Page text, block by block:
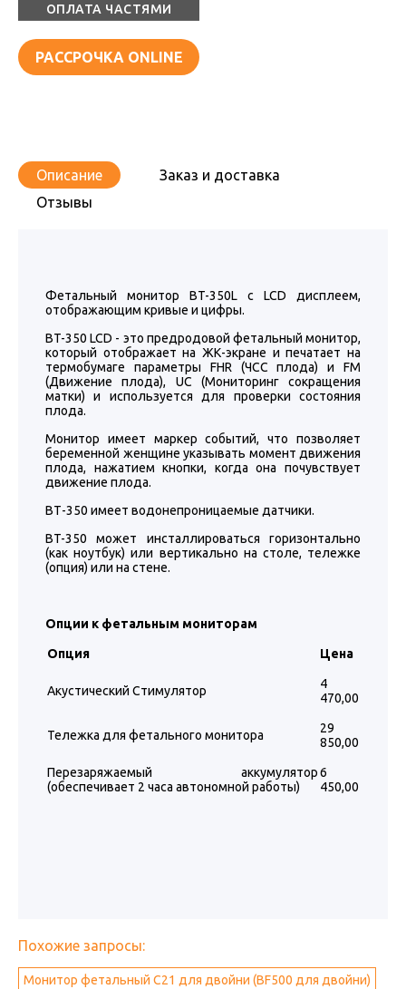
ОПЛАТА ЧАСТЯМИ
РАССРОЧКА ONLINE
Описание
Заказ и доставка
Отзывы
Фетальный монитор BT-350L с LCD дисплеем,
отображающим кривые и цифры.
BT-350 LCD - это предродовой фетальный монитор,
который отображает на ЖК-экране и печатает на
термобумаге параметры FHR (ЧСС плода) и FM
(Движение плода), UC (Мониторинг сокращения
матки) и используется для проверки состояния
плода.
Монитор имеет маркер событий, что позволяет
беременной женщине указывать момент движения
плода, нажатием кнопки, когда она почувствует
движение плода.
ВТ-350 имеет водонепроницаемые датчики.
BT-350 может инсталлироваться горизонтально
(как ноутбук) или вертикально на столе, тележке
(опция) или на стене.
Опции к фетальным мониторам
Опция Цена
Акустический Стимулятор
4
470,00
Тележка для фетального монитора
29
850,00
Перезаряжаемый аккумулятор
(обеспечивает 2 часа автономной работы)
6
450,00
Похожие запросы:
Монитор фетальный С21 для двойни (BF500 для двойни)